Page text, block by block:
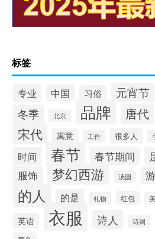
标签
专业 中国 习俗 元宵节
冬季 北京 品牌 唐代
宋代 寓意 工作 很多人
时间 春节 春节期间
服饰 梦幻西游 汤圆
的人 的是 礼物 红包
英语 衣服 诗人 诗词